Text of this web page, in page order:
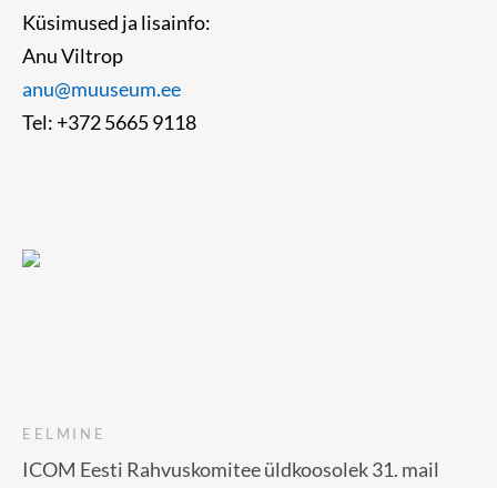
Küsimused ja lisainfo:
Anu Viltrop
anu@muuseum.ee
Tel: +372 5665 9118
EELMINE
ICOM Eesti Rahvuskomitee üldkoosolek 31. mail